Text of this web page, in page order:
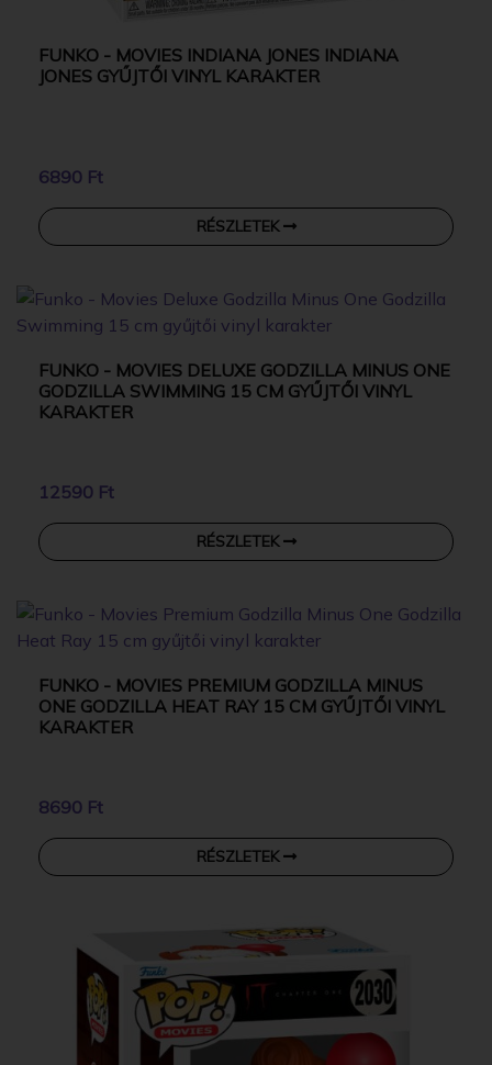
FUNKO - MOVIES INDIANA JONES INDIANA
JONES GYŰJTŐI VINYL KARAKTER
6890 Ft
RÉSZLETEK
FUNKO - MOVIES DELUXE GODZILLA MINUS ONE
GODZILLA SWIMMING 15 CM GYŰJTŐI VINYL
KARAKTER
12590 Ft
RÉSZLETEK
FUNKO - MOVIES PREMIUM GODZILLA MINUS
ONE GODZILLA HEAT RAY 15 CM GYŰJTŐI VINYL
KARAKTER
8690 Ft
RÉSZLETEK